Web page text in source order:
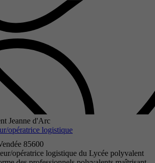
Jeanne d'Arc
opératrice logistique
85600
opératrice logistique du Lycée polyvalent